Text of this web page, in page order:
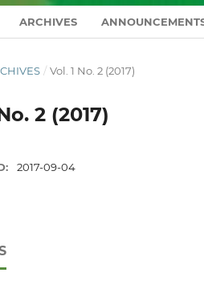
ARCHIVES
/ Vol. 1 No. 2 (2017)
2 (2017)
2017-09-04